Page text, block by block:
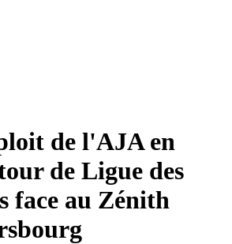
de l'AJA en
de Ligue des
face au Zénith